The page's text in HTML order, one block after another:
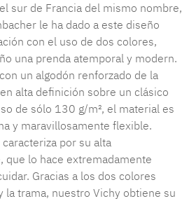
sur de Francia del mismo nombre,
le ha dado a este diseño
con el uso de dos colores,
una prenda atemporal y modern.
un algodón renforzado de la
alta definición sobre un clásico
de sólo 130 g/m², el material es
y maravillosamente flexible.
por su alta
que lo hace extremadamente
Gracias a los dos colores
la trama, nuestro Vichy obtiene su